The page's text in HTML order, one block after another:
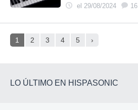
el 29/08/2024 16
1 2 3 4 5 ›
LO ÚLTIMO EN HISPASONIC